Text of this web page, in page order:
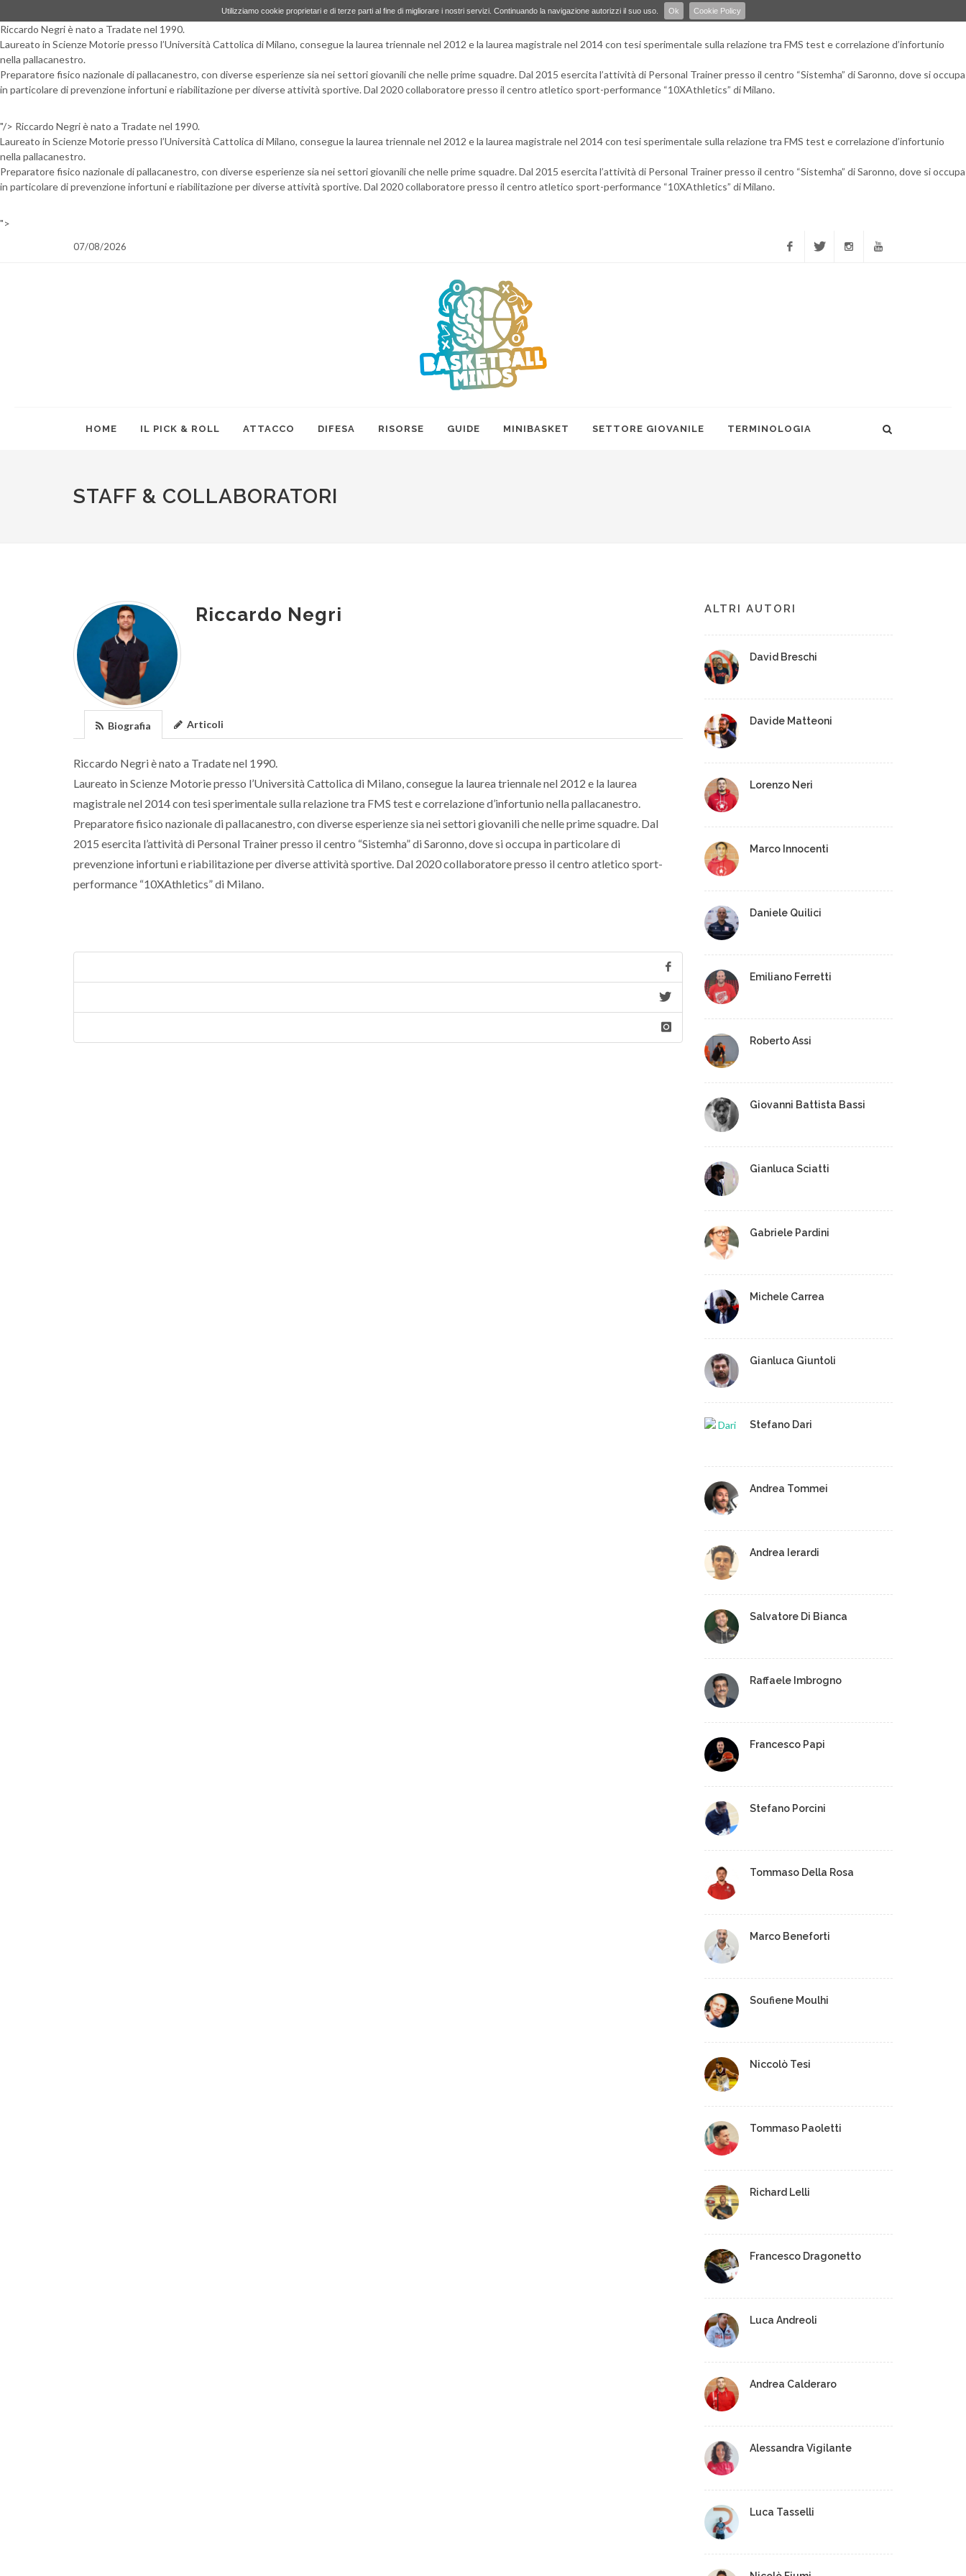
Utilizziamo cookie proprietari e di terze parti al fine di migliorare i nostri servizi. Continuando la navigazione autorizzi il suo uso. Ok Cookie Policy
Riccardo Negri è nato a Tradate nel 1990.
Laureato in Scienze Motorie presso l’Università Cattolica di Milano, consegue la laurea triennale nel 2012 e la laurea magistrale nel 2014 con tesi sperimentale sulla relazione tra FMS test e correlazione d’infortunio
nella pallacanestro.
Preparatore fisico nazionale di pallacanestro, con diverse esperienze sia nei settori giovanili che nelle prime squadre. Dal 2015 esercita l’attività di Personal Trainer presso il centro “Sistemha” di Saronno, dove si occupa
in particolare di prevenzione infortuni e riabilitazione per diverse attività sportive. Dal 2020 collaboratore presso il centro atletico sport-performance “10XAthletics” di Milano.
"/> Riccardo Negri è nato a Tradate nel 1990.
Laureato in Scienze Motorie presso l’Università Cattolica di Milano, consegue la laurea triennale nel 2012 e la laurea magistrale nel 2014 con tesi sperimentale sulla relazione tra FMS test e correlazione d’infortunio
nella pallacanestro.
Preparatore fisico nazionale di pallacanestro, con diverse esperienze sia nei settori giovanili che nelle prime squadre. Dal 2015 esercita l’attività di Personal Trainer presso il centro “Sistemha” di Saronno, dove si occupa
in particolare di prevenzione infortuni e riabilitazione per diverse attività sportive. Dal 2020 collaboratore presso il centro atletico sport-performance “10XAthletics” di Milano.
">
07/08/2026
HOME IL PICK & ROLL ATTACCO DIFESA RISORSE GUIDE MINIBASKET SETTORE GIOVANILE TERMINOLOGIA
STAFF & COLLABORATORI
Riccardo Negri
Biografia Articoli
Riccardo Negri è nato a Tradate nel 1990.
Laureato in Scienze Motorie presso l’Università Cattolica di Milano, consegue la laurea triennale nel 2012 e la laurea
magistrale nel 2014 con tesi sperimentale sulla relazione tra FMS test e correlazione d’infortunio nella pallacanestro.
Preparatore fisico nazionale di pallacanestro, con diverse esperienze sia nei settori giovanili che nelle prime squadre. Dal
2015 esercita l’attività di Personal Trainer presso il centro “Sistemha” di Saronno, dove si occupa in particolare di
prevenzione infortuni e riabilitazione per diverse attività sportive. Dal 2020 collaboratore presso il centro atletico sport-
performance “10XAthletics” di Milano.
ALTRI AUTORI
David Breschi
Davide Matteoni
Lorenzo Neri
Marco Innocenti
Daniele Quilici
Emiliano Ferretti
Roberto Assi
Giovanni Battista Bassi
Gianluca Sciatti
Gabriele Pardini
Michele Carrea
Gianluca Giuntoli
Stefano Dari
Andrea Tommei
Andrea Ierardi
Salvatore Di Bianca
Raffaele Imbrogno
Francesco Papi
Stefano Porcini
Tommaso Della Rosa
Marco Beneforti
Soufiene Moulhi
Niccolò Tesi
Tommaso Paoletti
Richard Lelli
Francesco Dragonetto
Luca Andreoli
Andrea Calderaro
Alessandra Vigilante
Luca Tasselli